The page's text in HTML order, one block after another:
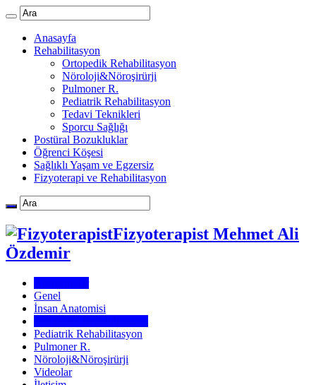
Anasayfa
Rehabilitasyon
Ortopedik Rehabilitasyon
Nöroloji&Nöroşirürji
Pulmoner R.
Pediatrik Rehabilitasyon
Tedavi Teknikleri
Sporcu Sağlığı
Postüral Bozukluklar
Öğrenci Köşesi
Sağlıklı Yaşam ve Egzersiz
Fizyoterapi ve Rehabilitasyon
Fizyoterapist Mehmet Ali
Özdemir
Genel
İnsan Anatomisi
Pediatrik Rehabilitasyon
Pulmoner R.
Nöroloji&Nöroşirürji
Videolar